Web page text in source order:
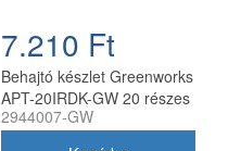
7.210 Ft
Behajtó készlet Greenworks
APT-20IRDK-GW 20 részes
2944007-GW